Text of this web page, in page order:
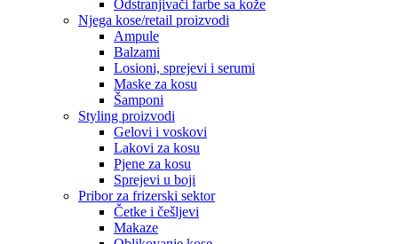
Odstranjivači farbe sa kože
Njega kose/retail proizvodi
Ampule
Balzami
Losioni, sprejevi i serumi
Maske za kosu
Šamponi
Styling proizvodi
Gelovi i voskovi
Lakovi za kosu
Pjene za kosu
Sprejevi u boji
Pribor za frizerski sektor
Četke i češljevi
Makaze